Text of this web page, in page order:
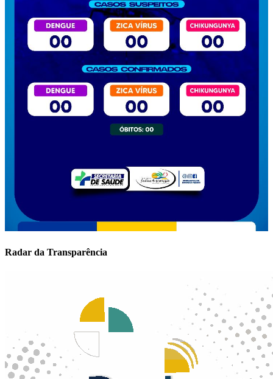
Radar da Transparência